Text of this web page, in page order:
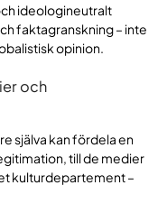
ideologineutralt
faktagranskning – inte
opinion.
och
själva kan fördela en
till de medier
kulturdepartement –